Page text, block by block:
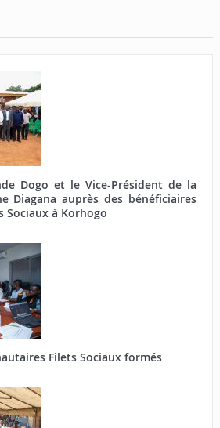
Dogo et le Vice-Président de la
Diagana auprès des bénéficiaires
Sociaux à Korhogo
Filets Sociaux formés